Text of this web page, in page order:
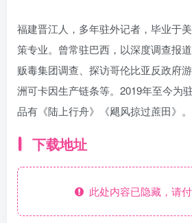
福建晋江人，多年驻外记者，毕业于
策专业。曾常驻巴西，以深度调查报
贩毒集团调查、探访哥伦比亚反政府
洲可卡因生产链条等。2019年至今为
品有《陆上行舟》《飓风掠过蔗田》。
下载地址
此处内容已隐藏，请